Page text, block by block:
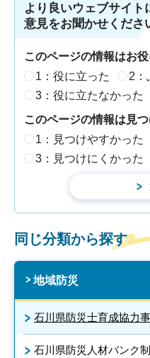
より良いウェブサイ
意見をお聞かせくださ
このページの情報はお
1：役に立った
2：
3：役に立たなかった
このページの情報は見
1：見つけやすかった
3：見つけにくかった
同じ分類から探す
地域防災
石川県防災士育成協力
石川県防災人材バンク